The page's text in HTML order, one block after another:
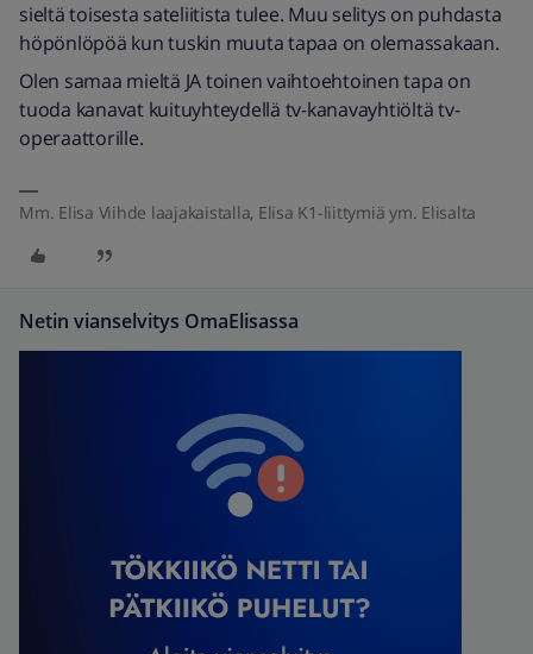
sieltä toisesta sateliitista tulee. Muu selitys on puhdasta
höpönlöpöä kun tuskin muuta tapaa on olemassakaan.
Olen samaa mieltä JA toinen vaihtoehtoinen tapa on
tuoda kanavat kuituyhteydellä tv-kanavayhtiöltä tv-
operaattorille.
Mm. Elisa Viihde laajakaistalla, Elisa K1-liittymiä ym. Elisalta
Netin vianselvitys OmaElisassa